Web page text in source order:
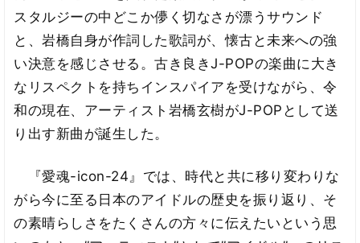
スタルジーの中どこか儚く切なさが漂うサウンド
と、岩橋自身が作詞した歌詞が、懐古と未来への強
い決意を感じさせる。古き良きJ-POPの楽曲に大き
なリスペクトを持ちインスパイアを受けながら、令
和の現在、アーティスト岩橋玄樹がJ-POPとして送
り出す新曲が誕生した。
『愛魂-icon-24』では、時代と共に移り変わりな
がら今に至る日本のアイドルの歴史を振り返り、そ
の素晴らしさをたくさんの方々に伝えたいという思